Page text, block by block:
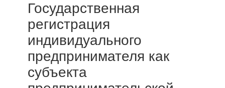
Государственная
регистрация
индивидуального
предпринимателя как
субъекта